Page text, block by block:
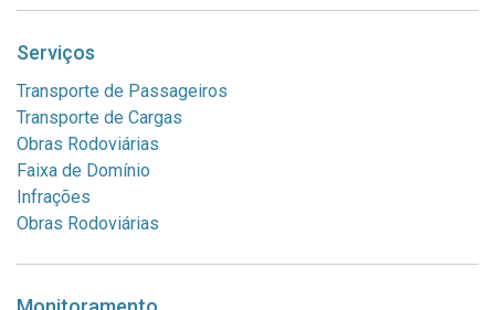
Serviços
Transporte de Passageiros
Transporte de Cargas
Obras Rodoviárias
Faixa de Domínio
Infrações
Obras Rodoviárias